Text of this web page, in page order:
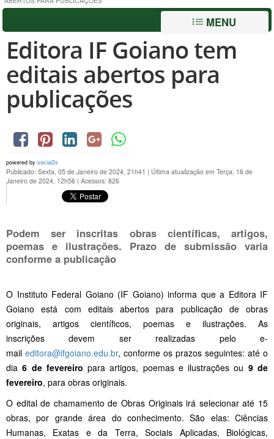
MENU
Editora IF Goiano tem
editais abertos para
publicações
powered by social2s
Publicado: Sexta, 05 de Janeiro de 2024, 21h41 | Última atualização em Terça, 16 de
Janeiro de 2024, 12h56 | Acessos: 826
Podem ser inscritas obras científicas, artigos,
poemas e ilustrações. Prazo de submissão varia
conforme a publicação
O Instituto Federal Goiano (IF Goiano) informa que a Editora IF
Goiano está com editais abertos para publicação de obras
originais, artigos científicos, poemas e ilustrações. As
inscrições devem ser realizadas pelo e-
mail editora@ifgoiano.edu.br, conforme os prazos seguintes: até o
dia6 de fevereiro para artigos, poemas e ilustrações ou 9 de
fevereiro, para obras originais.
O edital de chamamento de Obras Originais irá selecionar até 15
obras, por grande área do conhecimento. São elas: Ciências
Humanas, Exatas e da Terra, Sociais Aplicadas, Biológicas,